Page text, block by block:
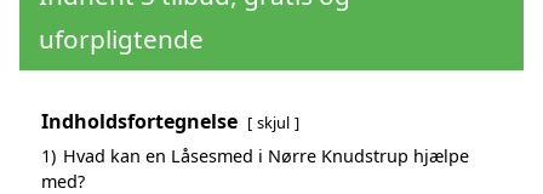
uforpligtende
Indholdsfortegnelse skjul
1) Hvad kan en Låsesmed i Nørre Knudstrup hjælpe
med?